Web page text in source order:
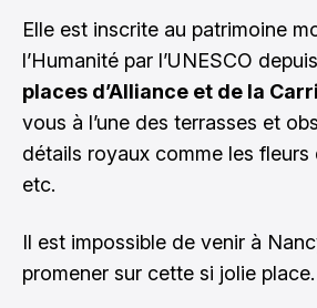
Elle est inscrite au patrimoine
l’Humanité par l’UNESCO
places d’Alliance et de la
vous à l’une des terrasses et
détails royaux comme les
etc.
Il est impossible de venir à
promener sur cette si jolie place.